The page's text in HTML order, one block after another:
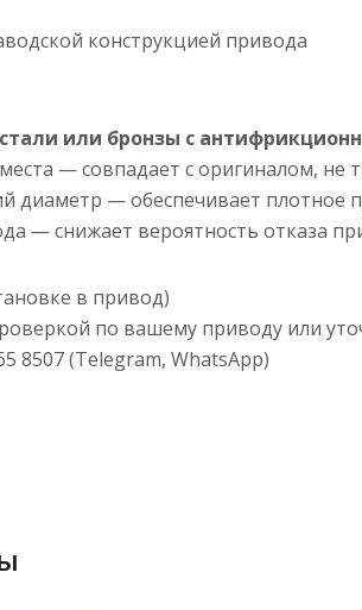
конструкцией привода
или бронзы с
— совпадает с оригиналом, не
диаметр — обеспечивает плотное
— снижает вероятность отказа
в привод)
по вашему приводу или
8507 (Telegram, WhatsApp)